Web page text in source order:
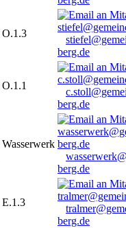
O.1.3
berg.de
O.1.1
berg.de
Wasserwerk
berg.de
E.1.3
berg.de